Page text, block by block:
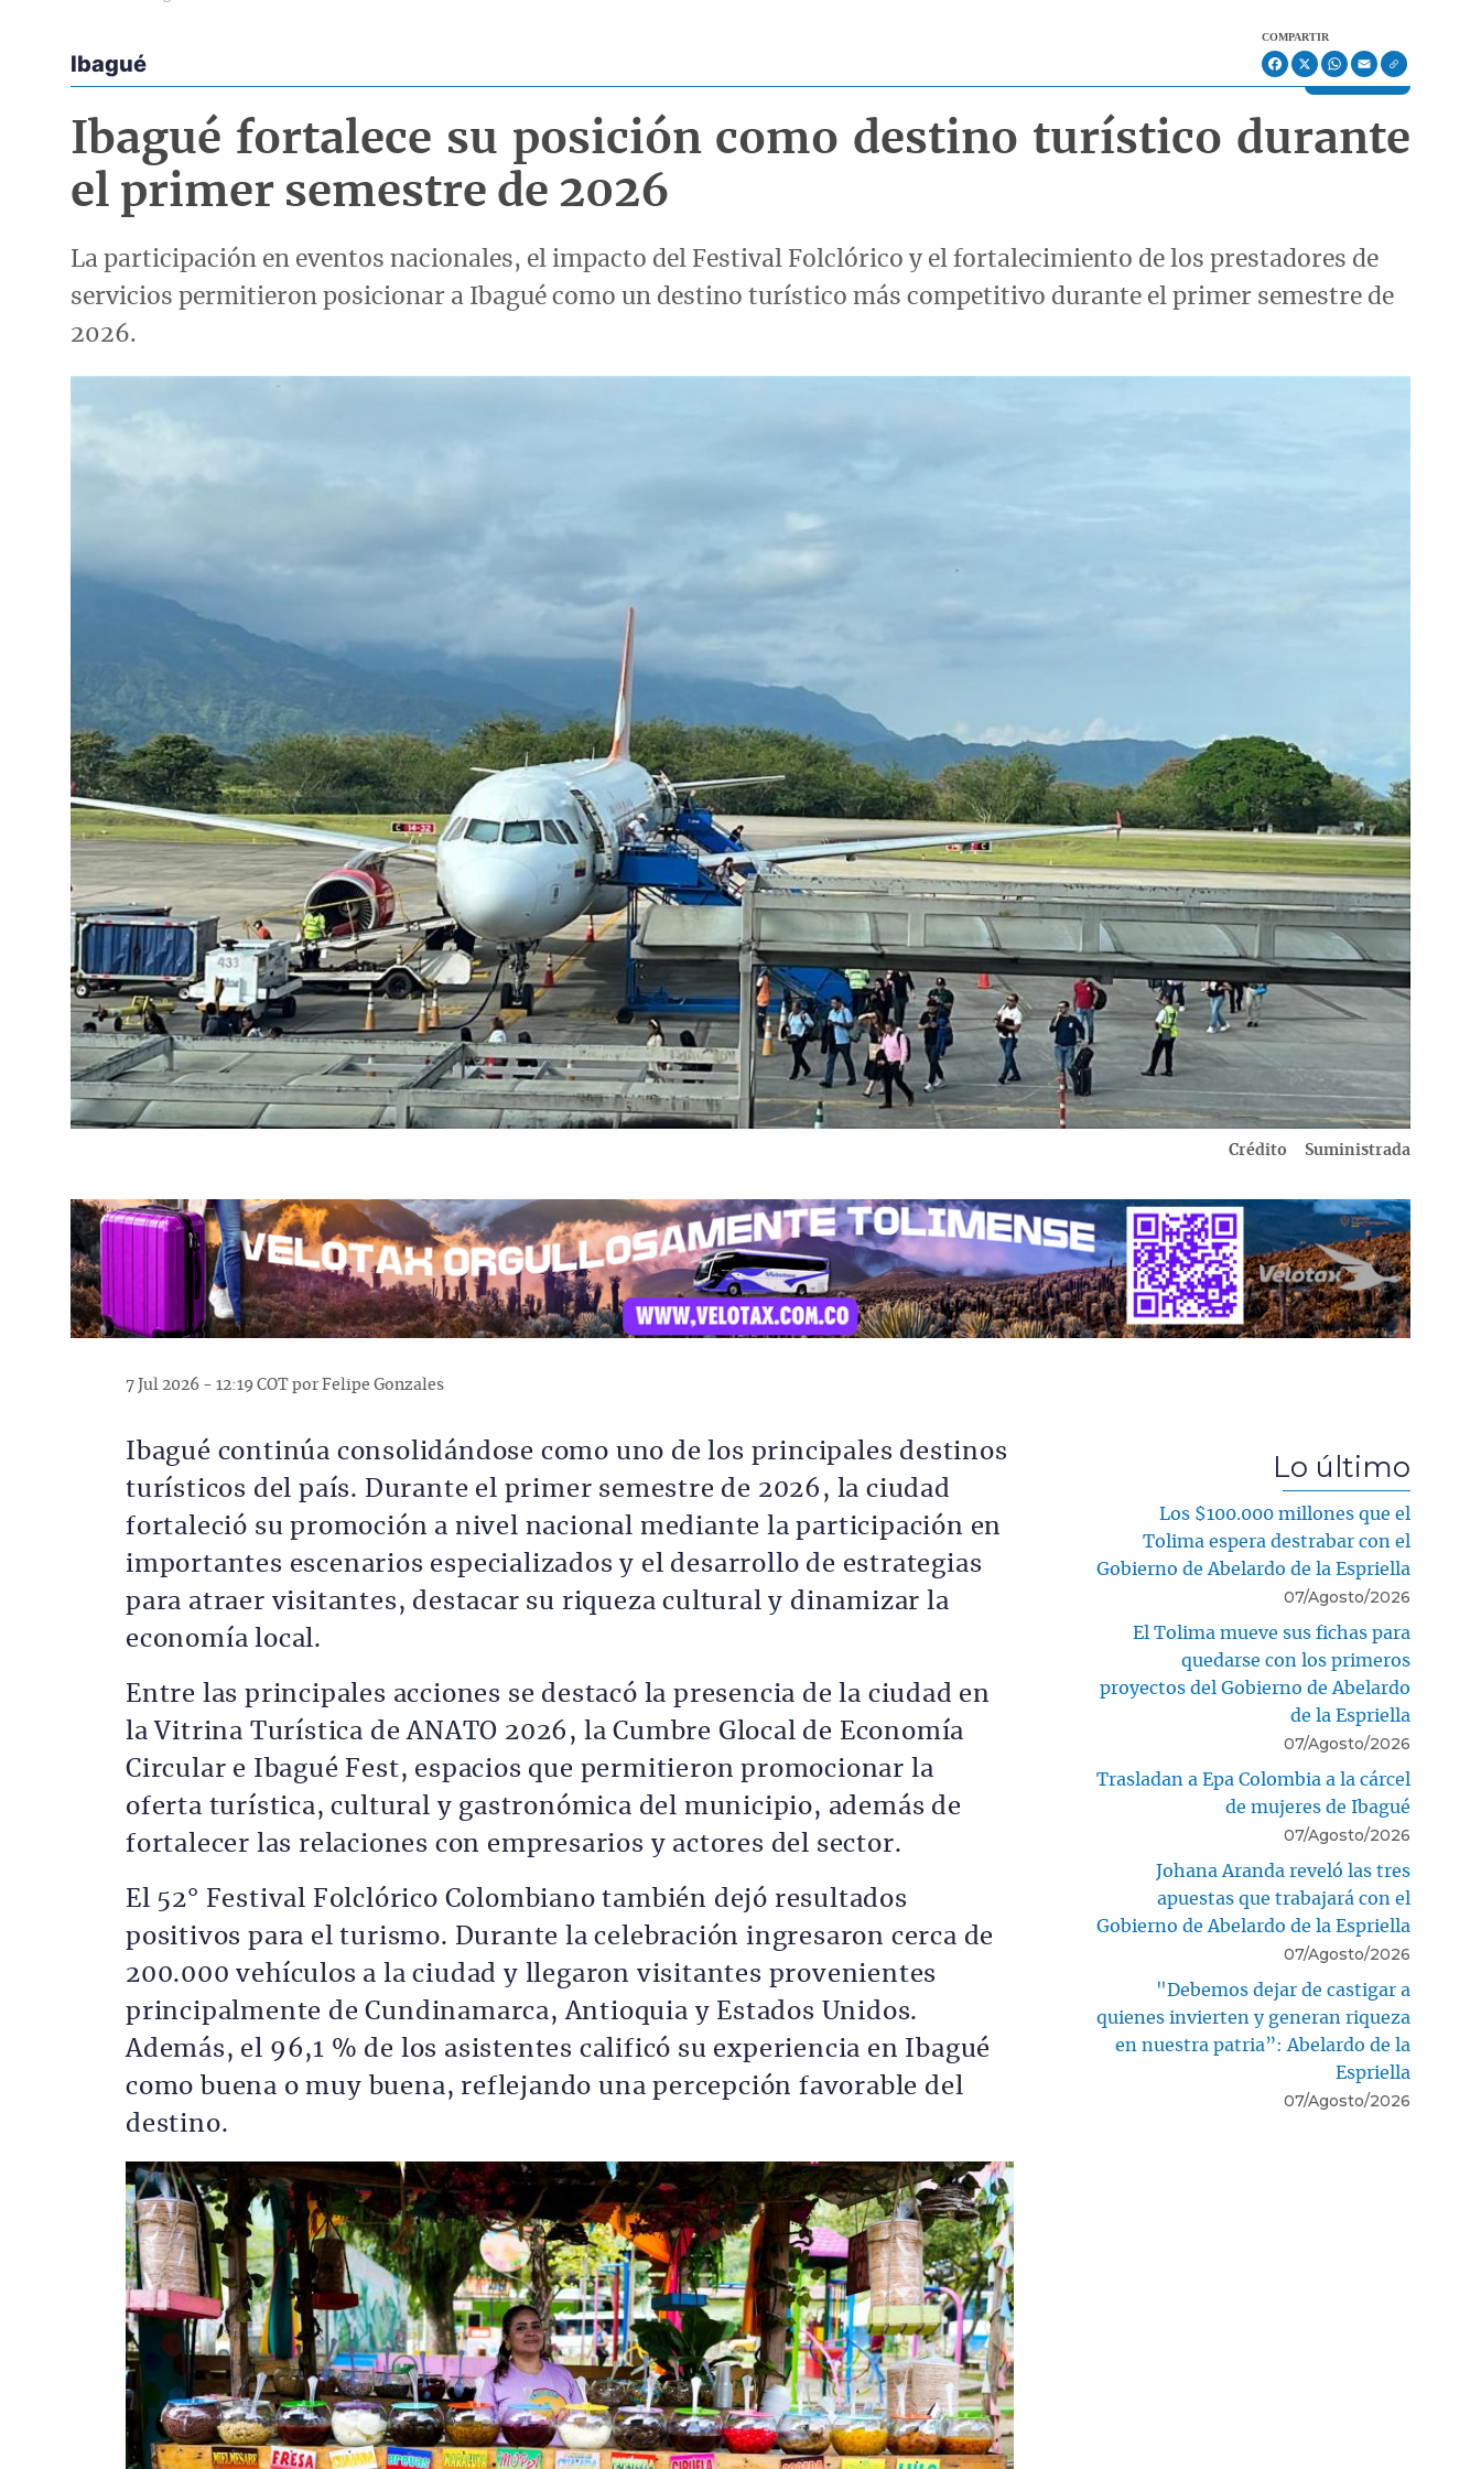
Econoticias y Eventos
Ibagué
COMPARTIR
Facebook
X WhatsApp
Email
Ibagué fortalece su posición como destino turístico durante
el primer semestre de 2026
La participación en eventos nacionales, el impacto del Festival Folclórico y el fortalecimiento de los prestadores de
servicios permitieron posicionar a Ibagué como un destino turístico más competitivo durante el primer semestre de
2026.
Crédito Suministrada
7 Jul 2026 - 12:19 COT por Felipe Gonzales
Ibagué continúa consolidándose como uno de los principales destinos
turísticos del país. Durante el primer semestre de 2026, la ciudad
fortaleció su promoción a nivel nacional mediante la participación en
importantes escenarios especializados y el desarrollo de estrategias
para atraer visitantes, destacar su riqueza cultural y dinamizar la
economía local.
Entre las principales acciones se destacó la presencia de la ciudad en
la Vitrina Turística de ANATO 2026, la Cumbre Glocal de Economía
Circular e Ibagué Fest, espacios que permitieron promocionar la
oferta turística, cultural y gastronómica del municipio, además de
fortalecer las relaciones con empresarios y actores del sector.
El 52° Festival Folclórico Colombiano también dejó resultados
positivos para el turismo. Durante la celebración ingresaron cerca de
200.000 vehículos a la ciudad y llegaron visitantes provenientes
principalmente de Cundinamarca, Antioquia y Estados Unidos.
Además, el 96,1 % de los asistentes calificó su experiencia en Ibagué
como buena o muy buena, reflejando una percepción favorable del
destino.
Imagen
Lo último
Los $100.000 millones que el
Tolima espera destrabar con el
Gobierno de Abelardo de la Espriella
07/Agosto/2026
El Tolima mueve sus fichas para
quedarse con los primeros
proyectos del Gobierno de Abelardo
de la Espriella
07/Agosto/2026
Trasladan a Epa Colombia a la cárcel
de mujeres de Ibagué
07/Agosto/2026
Johana Aranda reveló las tres
apuestas que trabajará con el
Gobierno de Abelardo de la Espriella
07/Agosto/2026
"Debemos dejar de castigar a
quienes invierten y generan riqueza
en nuestra patria”: Abelardo de la
Espriella
07/Agosto/2026